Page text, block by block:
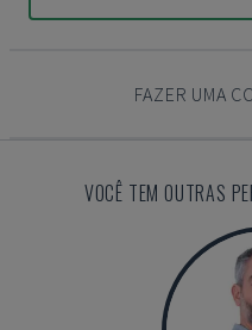
FAZER UMA
VOCÊ TEM OUTRAS